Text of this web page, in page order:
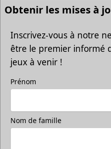
Obtenir les mises à
Inscrivez-vous à notre
être le premier informé
jeux à venir !
Prénom
Nom de famille